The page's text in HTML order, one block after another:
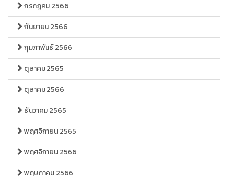
กรกฎคม 2566
กันยายน 2566
กุมภาพันธ์ 2566
ตุลาคม 2565
ตุลาคม 2566
ธันวาคม 2565
พฤศจิกายน 2565
พฤศจิกายน 2566
พฤษภาคม 2566